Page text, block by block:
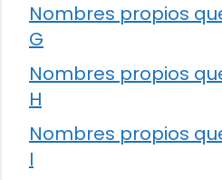
Nombres propios
G
Nombres propios
H
Nombres propios
I